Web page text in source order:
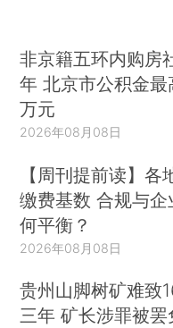
非京籍五环内购房
年 北京市公积金
万元
2026年08月08日
【周刊提前读】各
缴费基数 合规与企
何平衡？
2026年08月08日
贵州山脚树矿难致
三年 矿长涉罪被罢